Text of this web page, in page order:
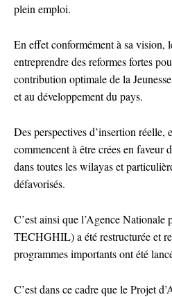
plein emploi.
En effet conformément à sa vision,
entreprendre des reformes fortes
contribution optimale de la
et au développement du pays.
Des perspectives d’insertion réelle,
commencent à être crées en faveur
dans toutes les wilayas et
défavorisés.
C’est ainsi que l’Agence
TECHGHIL) a été restructurée et
programmes importants ont été
C’est dans ce cadre que le Projet